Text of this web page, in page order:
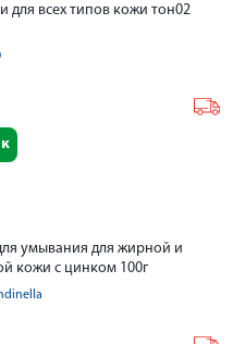
для всех типов кожи тон02
умывания для жирной и
кожи с цинком 100г